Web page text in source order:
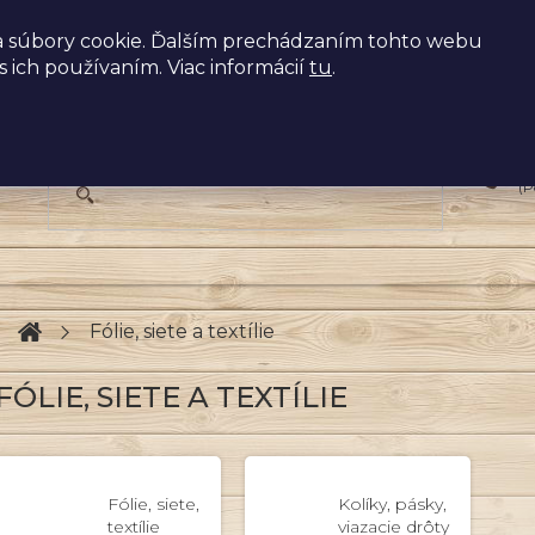
súbory cookie. Ďalším prechádzaním tohto webu
ich používaním. Viac informácií tu.
DomovFólie, siete a textílie
SIETE A TEXTÍLIE
Fólie, siete,
textílie
Kolíky, pásky,
viazacie drôty